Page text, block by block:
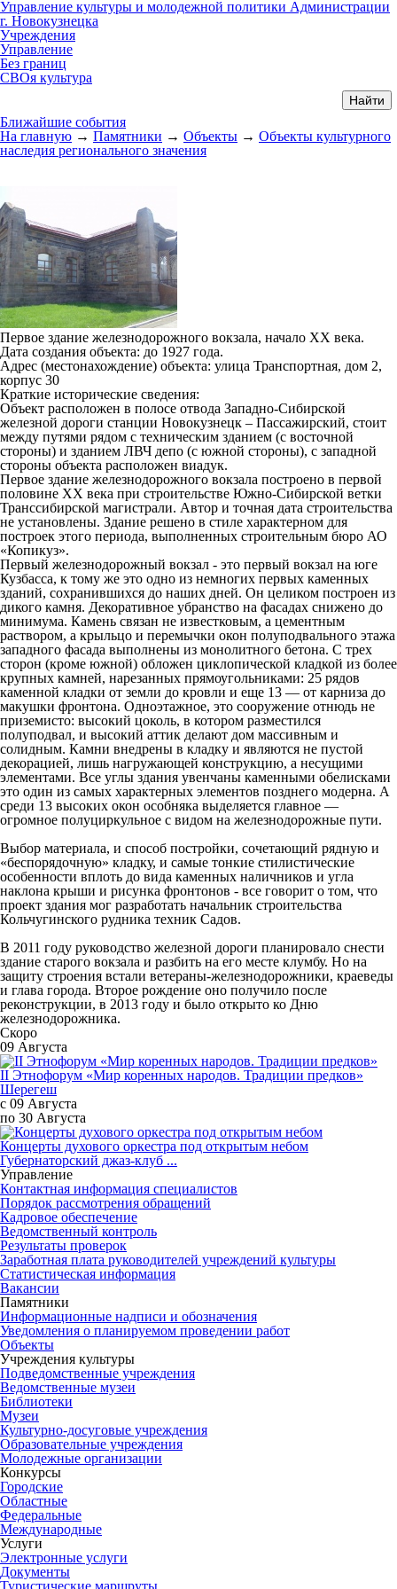
Управление культуры и молодежной политики Администрации
г. Новокузнецка
Учреждения
Управление
Без границ
СВОя культура
Ближайшие события
На главную → Памятники → Объекты → Объекты культурного
наследия регионального значения
Первое здание железнодорожного вокзала, начало XX века.
Дата создания объекта: до 1927 года.
Адрес (местонахождение) объекта: улица Транспортная, дом 2,
корпус 30
Краткие исторические сведения:
Объект расположен в полосе отвода Западно-Сибирской
железной дороги станции Новокузнецк – Пассажирский, стоит
между путями рядом с техническим зданием (с восточной
стороны) и зданием ЛВЧ депо (с южной стороны), с западной
стороны объекта расположен виадук.
Первое здание железнодорожного вокзала построено в первой
половине ХХ века при строительстве Южно-Сибирской ветки
Транссибирской магистрали. Автор и точная дата строительства
не установлены. Здание решено в стиле характерном для
построек этого периода, выполненных строительным бюро АО
«Копикуз».
Первый железнодорожный вокзал - это первый вокзал на юге
Кузбасса, к тому же это одно из немногих первых каменных
зданий, сохранившихся до наших дней. Он целиком построен из
дикого камня. Декоративное убранство на фасадах снижено до
минимума. Камень связан не известковым, а цементным
раствором, а крыльцо и перемычки окон полуподвального этажа
западного фасада выполнены из монолитного бетона. С трех
сторон (кроме южной) обложен циклопической кладкой из более
крупных камней, нарезанных прямоугольниками: 25 рядов
каменной кладки от земли до кровли и еще 13 — от карниза до
макушки фронтона. Одноэтажное, это сооружение отнюдь не
приземисто: высокий цоколь, в котором разместился
полуподвал, и высокий аттик делают дом массивным и
солидным. Камни внедрены в кладку и являются не пустой
декорацией, лишь нагружающей конструкцию, а несущими
элементами. Все углы здания увенчаны каменными обелисками
это один из самых характерных элементов позднего модерна. А
среди 13 высоких окон особняка выделяется главное —
огромное полуциркульное с видом на железнодорожные пути.
Выбор материала, и способ постройки, сочетающий рядную и
«беспорядочную» кладку, и самые тонкие стилистические
особенности вплоть до вида каменных наличников и угла
наклона крыши и рисунка фронтонов - все говорит о том, что
проект здания мог разработать начальник строительства
Кольчугинского рудника техник Садов.
В 2011 году руководство железной дороги планировало снести
здание старого вокзала и разбить на его месте клумбу. Но на
защиту строения встали ветераны-железнодорожники, краеведы
и глава города. Второе рождение оно получило после
реконструкции, в 2013 году и было открыто ко Дню
железнодорожника.
Скоро
09 Августа
II Этнофорум «Мир коренных народов. Традиции предков»
Шерегеш
с 09 Августа
по 30 Августа
Концерты духового оркестра под открытым небом
Губернаторский джаз-клуб ...
Управление
Контактная информация специалистов
Порядок рассмотрения обращений
Кадровое обеспечение
Ведомственный контроль
Результаты проверок
Заработная плата руководителей учреждений культуры
Статистическая информация
Вакансии
Памятники
Информационные надписи и обозначения
Уведомления о планируемом проведении работ
Объекты
Учреждения культуры
Подведомственные учреждения
Ведомственные музеи
Библиотеки
Музеи
Культурно-досуговые учреждения
Образовательные учреждения
Молодежные организации
Конкурсы
Городские
Областные
Федеральные
Международные
Услуги
Электронные услуги
Документы
Туристические маршруты